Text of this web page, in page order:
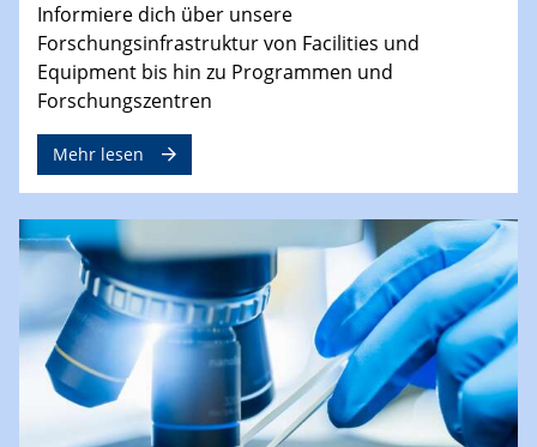
Informiere dich über unsere
Forschungsinfrastruktur von Facilities und
Equipment bis hin zu Programmen und
Forschungszentren
Mehr lesen